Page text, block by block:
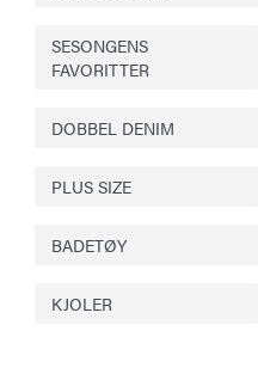
SESONGENS
FAVORITTER
DOBBEL DENIM
PLUS SIZE
BADETØY
KJOLER